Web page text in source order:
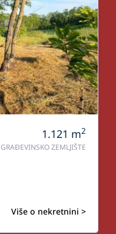
1.121 m2
GRAĐEVINSKO ZEMLJIŠTE
Više o nekretnini >